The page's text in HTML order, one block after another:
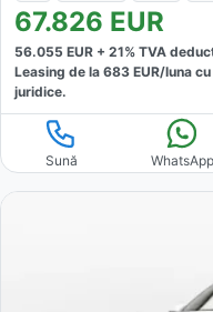
67.826 EUR
56.055 EUR + 21% TVA
Leasing de la 683 EUR/luna
juridice.
Sună WhatsApp